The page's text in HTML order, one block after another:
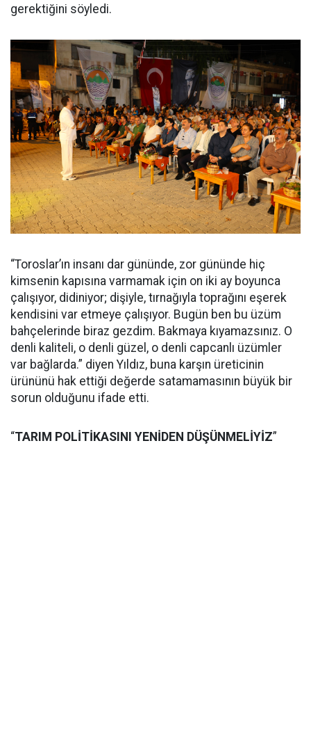
gerektiğini söyledi.
“Toroslar’ın insanı dar gününde, zor gününde hiç
kimsenin kapısına varmamak için on iki ay boyunca
çalışıyor, didiniyor; dişiyle, tırnağıyla toprağını eşerek
kendisini var etmeye çalışıyor. Bugün ben bu üzüm
bahçelerinde biraz gezdim. Bakmaya kıyamazsınız. O
denli kaliteli, o denli güzel, o denli capcanlı üzümler
var bağlarda.” diyen Yıldız, buna karşın üreticinin
ürününü hak ettiği değerde satamamasının büyük bir
sorun olduğunu ifade etti.
“TARIM POLİTİKASINI YENİDEN DÜŞÜNMELİYİZ”